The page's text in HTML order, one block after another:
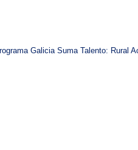
Galicia Suma Talento: Rural